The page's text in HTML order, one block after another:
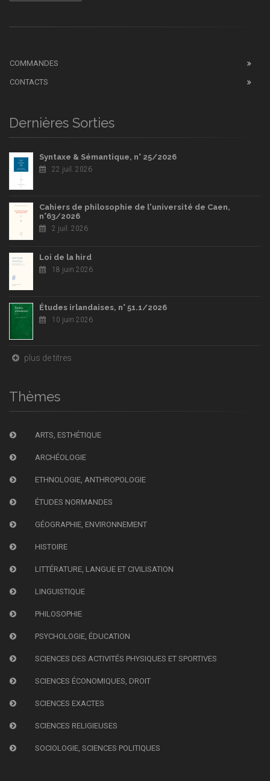
COMMANDES
CONTACTS
Dernières Sorties
Syntaxe & Sémantique, n° 25/2026
22 juil. 2026
Cahiers de philosophie de l'université de Caen,
n°63/2026
2 juil. 2026
Loi de la hird
18 juin 2026
Études irlandaises, n° 51.1/2026
10 juin 2026
plus de titres
Thèmes
ARTS, ESTHÉTIQUE
ARCHÉOLOGIE
ETHNOLOGIE, ANTHROPOLOGIE
ÉTUDES NORMANDES
GÉOGRAPHIE, ENVIRONNEMENT
HISTOIRE
LITTÉRATURE, LANGUE ET CIVILISATION
LINGUISTIQUE
PHILOSOPHIE
PSYCHOLOGIE, ÉDUCATION
SCIENCES DES ACTIVITÉS PHYSIQUES ET SPORTIVES
SCIENCES ÉCONOMIQUES, DROIT
SCIENCES EXACTES
SCIENCES RELIGIEUSES
SOCIOLOGIE, SCIENCES POLITIQUES